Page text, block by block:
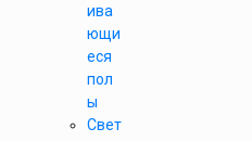
ива
ющи
еся
пол
ы
Свет